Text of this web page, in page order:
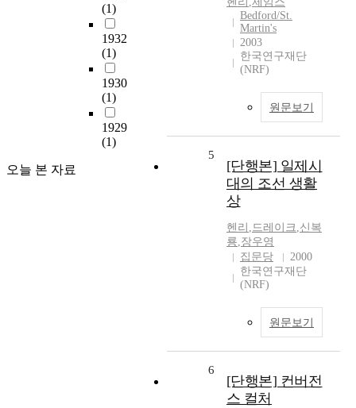
(1)
1932
(1)
1930
(1)
1929
(1)
오늘 본 자료
Bedford/St.
Martin's
2003
한국연구재단
(NRF)
원문보기
5
[단행본] 일제시
대의 조선 생활
상
헨리 ,드레이크,신복
룡,장우영
집문당
2000
한국연구재단
(NRF)
원문보기
6
[단행본] 컨버전
스 컬처